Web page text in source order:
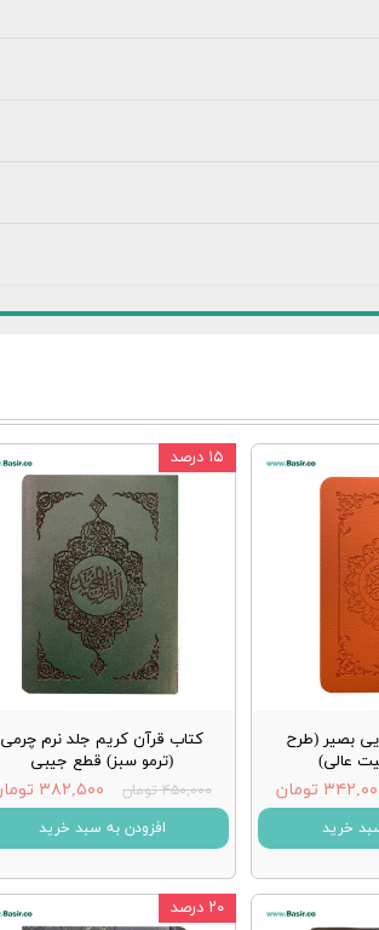
بصیر (طرح
عالی)
تومان
خرید
کتاب قرآن کریم جلد نرم چرمی
(ترمو سبز) قطع جیبی
۴۵۰,۰۰۰ تومان ۳۸۲,۵۰۰ تومان
افزودن به سبد خرید
۱۵ درصد
۲۰ درصد